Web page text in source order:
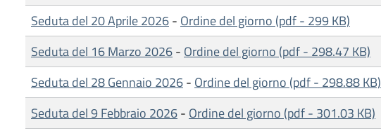
Seduta del 20 Aprile 2026- Ordine del giorno (pdf - 299 KB)
Seduta del 16 Marzo 2026- Ordine del giorno (pdf - 298.47 KB)
Seduta del 28 Gennaio 2026- Ordine del giorno (pdf - 298.88 KB)
Seduta del 9 Febbraio 2026- Ordine del giorno (pdf - 301.03 KB)